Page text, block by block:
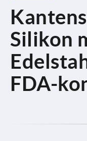
Silikon
FDA-